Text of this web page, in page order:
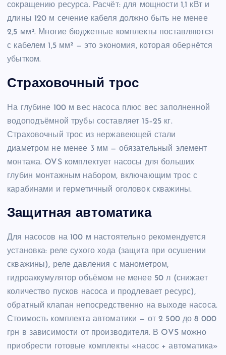
сокращению ресурса. Расчёт: для мощности 1,1 кВт и
длины 120 м сечение кабеля должно быть не менее
2,5 мм². Многие бюджетные комплекты поставляются
с кабелем 1,5 мм² — это экономия, которая обернётся
убытком.
Страховочный трос
На глубине 100 м вес насоса плюс вес заполненной
водоподъёмной трубы составляет 15–25 кг.
Страховочный трос из нержавеющей стали
диаметром не менее 3 мм — обязательный элемент
монтажа. OVS комплектует насосы для больших
глубин монтажным набором, включающим трос с
карабинами и герметичный оголовок скважины.
Защитная автоматика
Для насосов на 100 м настоятельно рекомендуется
установка: реле сухого хода (защита при осушении
скважины), реле давления с манометром,
гидроаккумулятор объёмом не менее 50 л (снижает
количество пусков насоса и продлевает ресурс),
обратный клапан непосредственно на выходе насоса.
Стоимость комплекта автоматики — от 2 500 до 8 000
грн в зависимости от производителя. В OVS можно
приобрести готовые комплекты «насос + автоматика»